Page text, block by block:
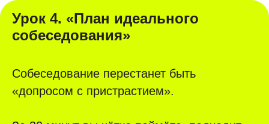
Урок 4. «План идеального
собеседования»
Собеседование перестанет быть
«допросом с пристрастием».